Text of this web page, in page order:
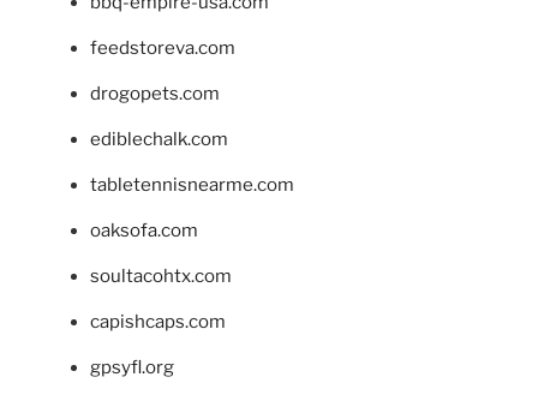
feedstoreva.com
drogopets.com
ediblechalk.com
tabletennisnearme.com
oaksofa.com
soultacohtx.com
capishcaps.com
gpsyfl.org